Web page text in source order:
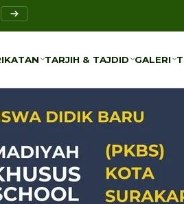
Bukan Ketegangan
TARJIH & TAJDID GALERI